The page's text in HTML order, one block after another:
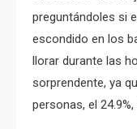
preguntándoles si
escondido en los
llorar durante las
sorprendente, ya
personas, el